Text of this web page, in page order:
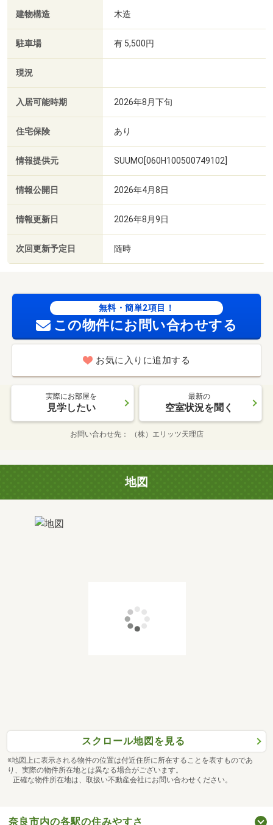
建物構造 木造
駐車場 有 5,500円
現況
入居可能時期 2026年8月下旬
住宅保険 あり
情報提供元 SUUMO[060H100500749102]
情報公開日 2026年4月8日
情報更新日 2026年8月9日
次回更新予定日 随時
無料・簡単2項目！
この物件にお問い合わせする
お気に入りに追加する
実際にお部屋を
見学したい
最新の
空室状況を聞く
お問い合わせ先 （株）エリッツ天理店
地図
スクロール地図を見る
※地図上に表示される物件の位置は付近住所に所在することを表すものであ
り、実際の物件所在地とは異なる場合がございます。
正確な物件所在地は、取扱い不動産会社にお問い合わせください。
奈良市内の各駅の住みやすさ